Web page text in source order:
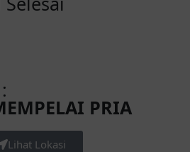
PRIA
Lihat Lokasi